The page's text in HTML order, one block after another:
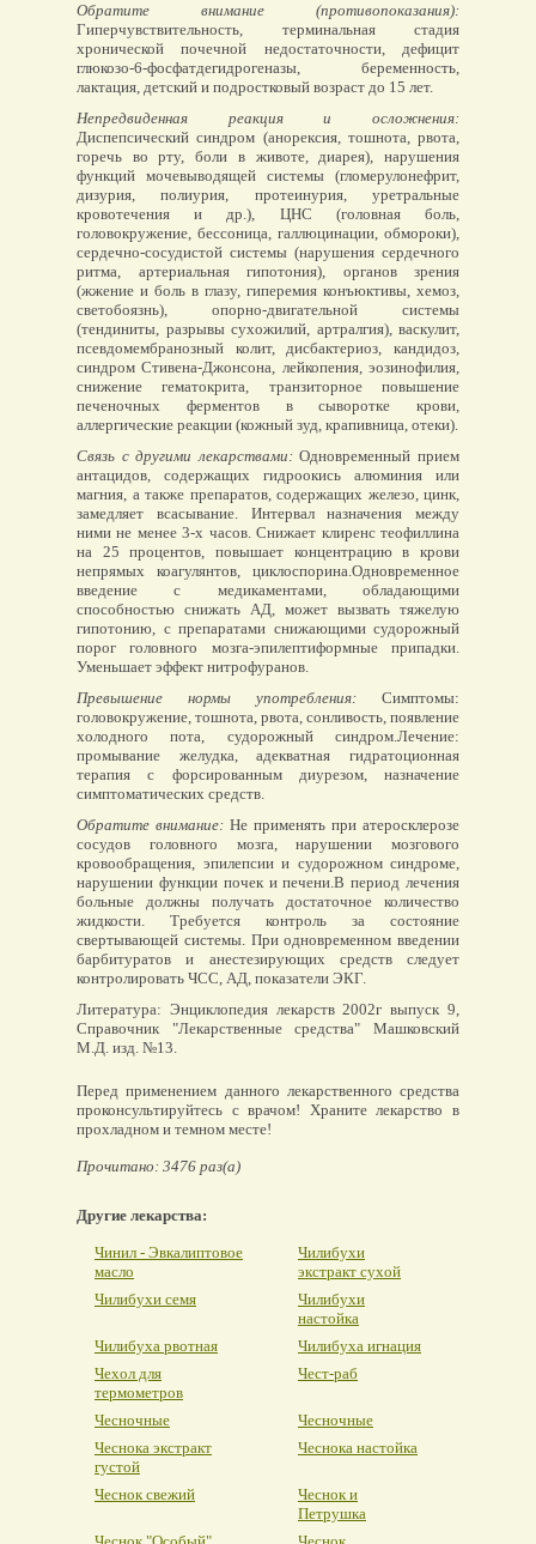
Обратите внимание (противопоказания):
Гиперчувствительность, терминальная стадия
хронической почечной недостаточности, дефицит
глюкозо-6-фосфатдегидрогеназы, беременность,
лактация, детский и подростковый возраст до 15 лет.
Непредвиденная реакция и осложнения:
Диспепсический синдром (анорексия, тошнота, рвота,
горечь во рту, боли в животе, диарея), нарушения
функций мочевыводящей системы (гломерулонефрит,
дизурия, полиурия, протеинурия, уретральные
кровотечения и др.), ЦНС (головная боль,
головокружение, бессоница, галлюцинации, обмороки),
сердечно-сосудистой системы (нарушения сердечного
ритма, артериальная гипотония), органов зрения
(жжение и боль в глазу, гиперемия конъюктивы, хемоз,
светобоязнь), опорно-двигательной системы
(тендиниты, разрывы сухожилий, артралгия), васкулит,
псевдомембранозный колит, дисбактериоз, кандидоз,
синдром Стивена-Джонсона, лейкопения, эозинофилия,
снижение гематокрита, транзиторное повышение
печеночных ферментов в сыворотке крови,
аллергические реакции (кожный зуд, крапивница, отеки).
Связь с другими лекарствами:Одновременный прием
антацидов, содержащих гидроокись алюминия или
магния, а также препаратов, содержащих железо, цинк,
замедляет всасывание. Интервал назначения между
ними не менее 3-х часов. Снижает клиренс теофиллина
на 25 процентов, повышает концентрацию в крови
непрямых коагулянтов, циклоспорина.Одновременное
введение с медикаментами, обладающими
способностью снижать АД, может вызвать тяжелую
гипотонию, с препаратами снижающими судорожный
порог головного мозга-эпилептиформные припадки.
Уменьшает эффект нитрофуранов.
Превышение нормы употребления: Симптомы:
головокружение, тошнота, рвота, сонливость, появление
холодного пота, судорожный синдром.Лечение:
промывание желудка, адекватная гидратоционная
терапия с форсированным диурезом, назначение
симптоматических средств.
Обратите внимание: Не применять при атеросклерозе
сосудов головного мозга, нарушении мозгового
кровообращения, эпилепсии и судорожном синдроме,
нарушении функции почек и печени.В период лечения
больные должны получать достаточное количество
жидкости. Требуется контроль за состояние
свертывающей системы. При одновременном введении
барбитуратов и анестезирующих средств следует
контролировать ЧСС, АД, показатели ЭКГ.
Литература: Энциклопедия лекарств 2002г выпуск 9,
Справочник "Лекарственные средства" Машковский
М.Д. изд. №13.
Перед применением данного лекарственного средства
проконсультируйтесь с врачом! Храните лекарство в
прохладном и темном месте!
Прочитано: 3476 раз(а)
Другие лекарства:
Чинил - Эвкалиптовое
масло
Чилибухи
экстракт сухой
Чилибухи семя
Чилибухи
настойка
Чилибуха рвотная
Чилибуха игнация
Чехол для
термометров
Чест-раб
Чесночные
Чесночные
Чеснока экстракт
густой
Чеснока настойка
Чеснок свежий
Чеснок и
Петрушка